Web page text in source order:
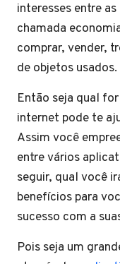
interesses entre
chamada
comprar, vender,
de objetos usados.
Então seja qual
internet pode te
Assim você
entre vários
seguir, qual você
benefícios para
sucesso com a
Pois seja um